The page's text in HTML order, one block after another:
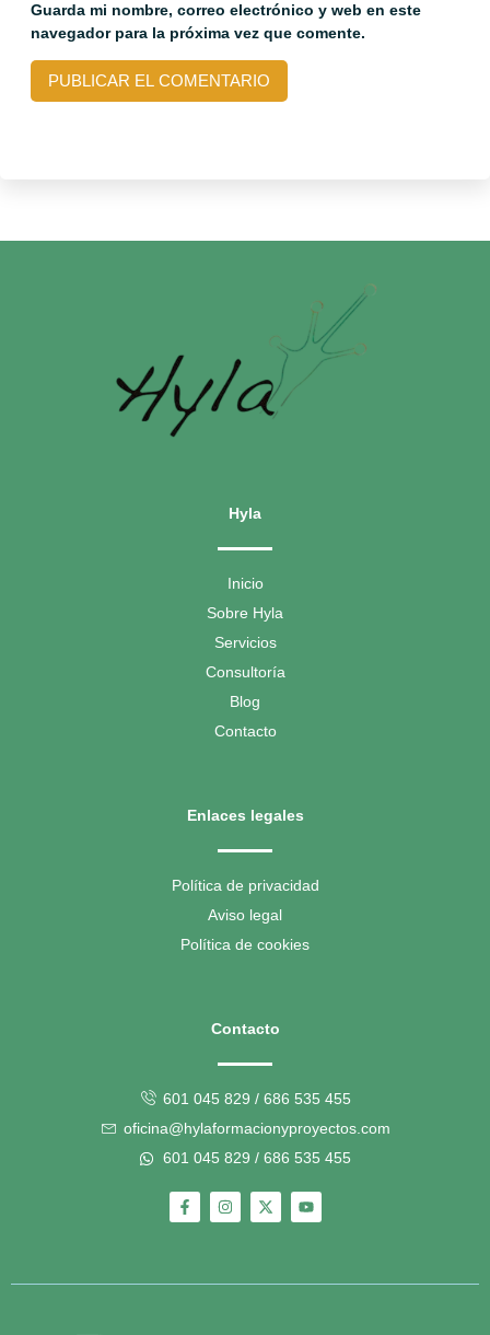
Guarda mi nombre, correo electrónico y web en este
navegador para la próxima vez que comente.
Hyla
Inicio
Sobre Hyla
Servicios
Consultoría
Blog
Contacto
Enlaces legales
Política de privacidad
Aviso legal
Política de cookies
Contacto
601 045 829 / 686 535 455
oficina@hylaformacionyproyectos.com
601 045 829 / 686 535 455